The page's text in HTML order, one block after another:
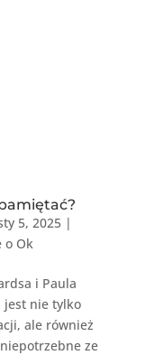
5, 2025|
o Ok
i Paula
jest nie tylko
ale również
ze